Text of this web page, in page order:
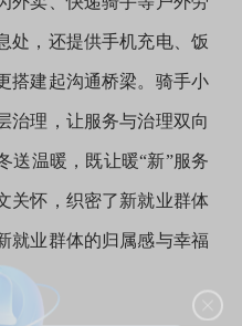
处，还提供手机充电、饭
搭建起沟通桥梁。骑手小
治理，让服务与治理双向
送温暖，既让暖“新”服务
关怀，织密了新就业群体
就业群体的归属感与幸福